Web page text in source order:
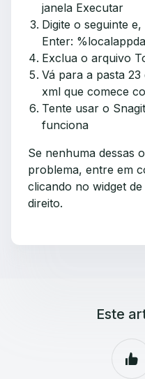
janela Executar
Digite o seguinte
Enter:
Exclua o arquivo
Vá para a pasta
xml que comece
Tente usar o
funciona
Se nenhuma dessas
problema, entre em
clicando no widget
direito.
Este